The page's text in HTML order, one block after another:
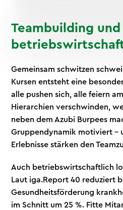
Teambuilding und
Gemeinsam schwitzen
Kursen entsteht eine
alle pushen sich, alle feiern
Hierarchien verschwinden,
neben dem Azubi Burpees
Gruppendynamik motiviert –
Erlebnisse stärken den
Auch betriebswirtschaftlich
Laut iga.Report 40 reduziert
Gesundheitsförderung
im Schnitt um 25 %. Fitte